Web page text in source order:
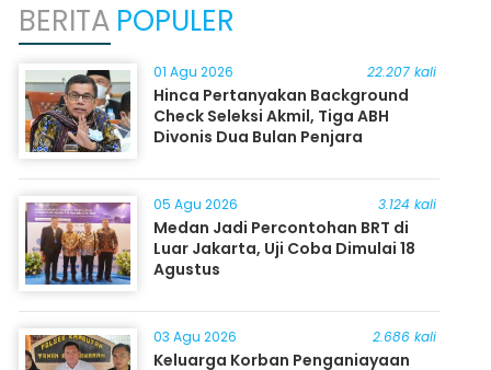
BERITA POPULER
01 Agu 2026 22.207 kali
Hinca Pertanyakan Background
Check Seleksi Akmil, Tiga ABH
Divonis Dua Bulan Penjara
05 Agu 2026 3.124 kali
Medan Jadi Percontohan BRT di
Luar Jakarta, Uji Coba Dimulai 18
Agustus
03 Agu 2026 2.686 kali
Keluarga Korban Penganiayaan